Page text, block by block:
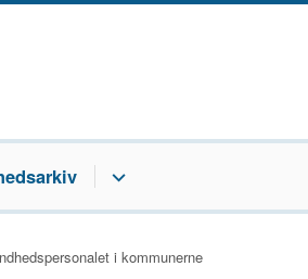
i kommunerne